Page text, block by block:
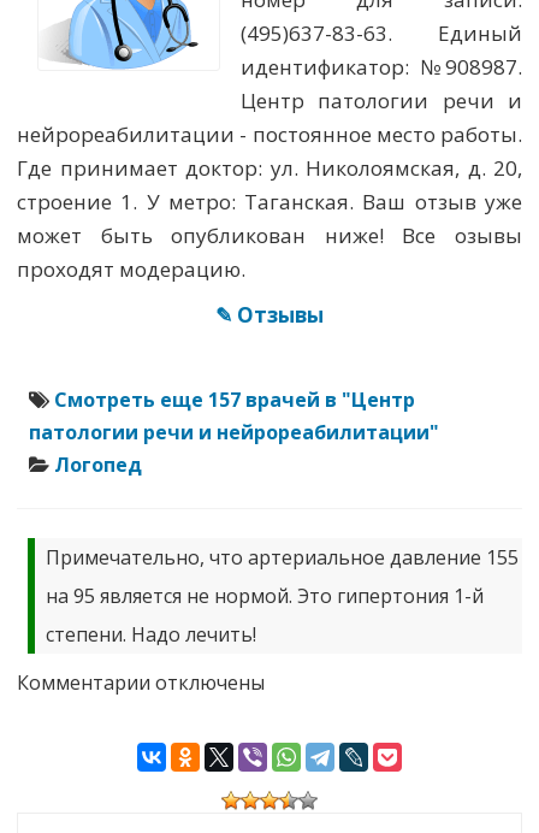
(495)637-83-63. Единый
идентификатор: №908987.
Центр патологии речи и
нейрореабилитации - постоянное место работы.
Где принимает доктор: ул. Николоямская, д. 20,
строение 1. У метро: Таганская. Ваш отзыв уже
может быть опубликован ниже! Все озывы
проходят модерацию.
✎ Отзывы
Смотреть еще 157 врачей в "Центр
патологии речи и нейрореабилитации"
Логопед
Примечательно, что артериальное давление 155
на 95 является не нормой. Это гипертония 1-й
степени. Надо лечить!
Комментарии к
Ольга
Владимировна
отключены